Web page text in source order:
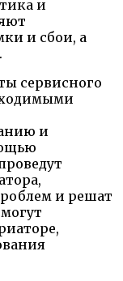
и
и сбои, а
сервисного
и
и решат